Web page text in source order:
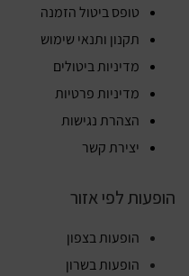
טופס ביטול הזמנה
תקנון ותנאי שימוש
מדיניות ביטולים
מדיניות פרטיות
הצהרת נגישות
יצירת קשר
הופעות לפי אזור
הופעות בצפון
הופעות בשרון